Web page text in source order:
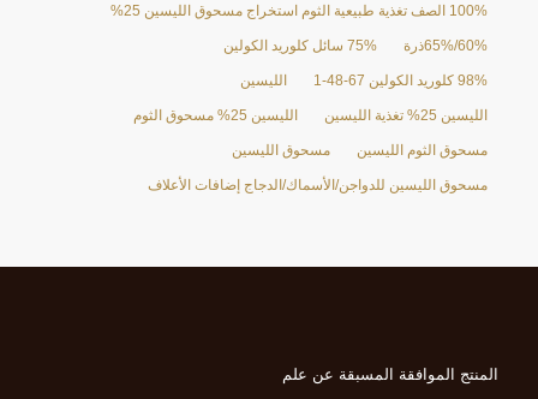
100% الصف تغذية طبيعية الثوم استخراج مسحوق الليسين 25%
60%/65%ذرة 75% سائل كلوريد الكولين
98% كلوريد الكولين 67-48-1 الليسين
الليسين 25% تغذية الليسين الليسين 25% مسحوق الثوم
مسحوق الثوم الليسين مسحوق الليسين
مسحوق الليسين للدواجن/الأسماك/الدجاج إضافات الأعلاف
المنتج الموافقة المسبقة عن علم